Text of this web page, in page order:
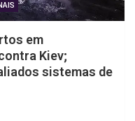
em
Kiev;
sistemas de